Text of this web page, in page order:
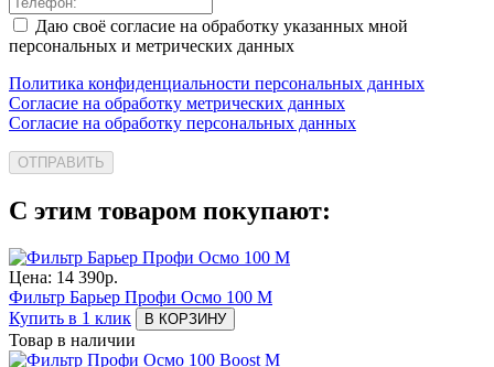
Даю своё согласие на обработку указанных мной
персональных и метрических данных
Политика конфиденциальности персональных данных
Согласие на обработку метрических данных
Согласие на обработку персональных данных
ОТПРАВИТЬ
С этим товаром покупают:
Цена: 14 390р.
Фильтр Барьер Профи Осмо 100 М
Купить в 1 клик
В КОРЗИНУ
Товар в наличии